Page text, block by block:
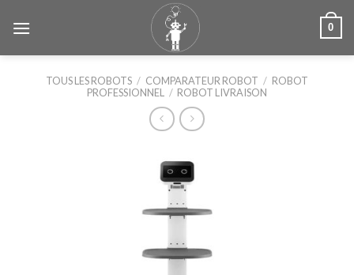
0
TOUS LES ROBOTS / COMPARATEUR ROBOT / ROBOT
PROFESSIONNEL
/ ROBOT LIVRAISON